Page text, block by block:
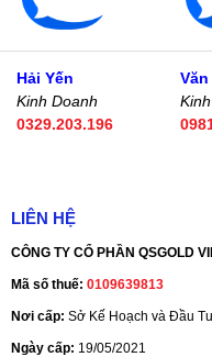
Hải Yến
Kinh Doanh
0329.203.196
LIÊN HỆ
CÔNG TY CỔ PHẦN QSGOLD
Mã số thuế: 0109639813
Nơi cấp: Sở Kế Hoạch và Đầu
Ngày cấp: 19/05/2021